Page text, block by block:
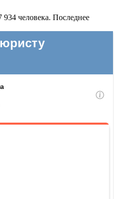
934 человека. Последнее